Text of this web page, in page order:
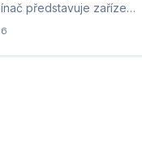
představuje zařízení,
ovládat několik